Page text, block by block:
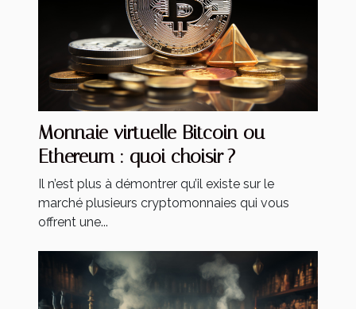
Monnaie virtuelle Bitcoin ou
Ethereum : quoi choisir ?
Il n’est plus à démontrer qu’il existe sur le
marché plusieurs cryptomonnaies qui vous
offrent une...